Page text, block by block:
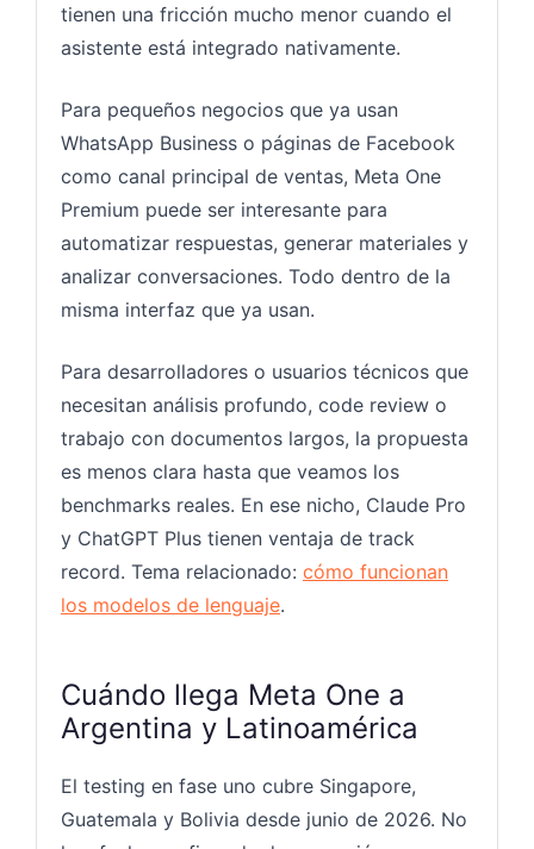
tienen una fricción mucho menor cuando el
asistente está integrado nativamente.
Para pequeños negocios que ya usan
WhatsApp Business o páginas de Facebook
como canal principal de ventas, Meta One
Premium puede ser interesante para
automatizar respuestas, generar materiales y
analizar conversaciones. Todo dentro de la
misma interfaz que ya usan.
Para desarrolladores o usuarios técnicos que
necesitan análisis profundo, code review o
trabajo con documentos largos, la propuesta
es menos clara hasta que veamos los
benchmarks reales. En ese nicho, Claude Pro
y ChatGPT Plus tienen ventaja de track
record. Tema relacionado: cómo funcionan
los modelos de lenguaje.
Cuándo llega Meta One a
Argentina y Latinoamérica
El testing en fase uno cubre Singapore,
Guatemala y Bolivia desde junio de 2026. No